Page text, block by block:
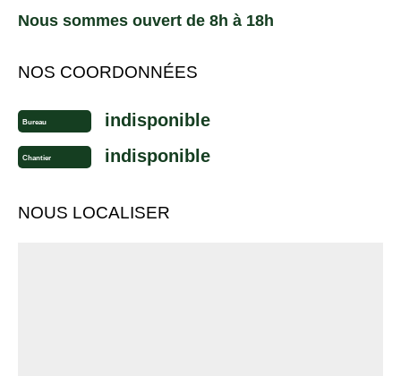
Nous sommes ouvert de 8h à 18h
NOS COORDONNÉES
Bureau indisponible
Chantier indisponible
NOUS LOCALISER